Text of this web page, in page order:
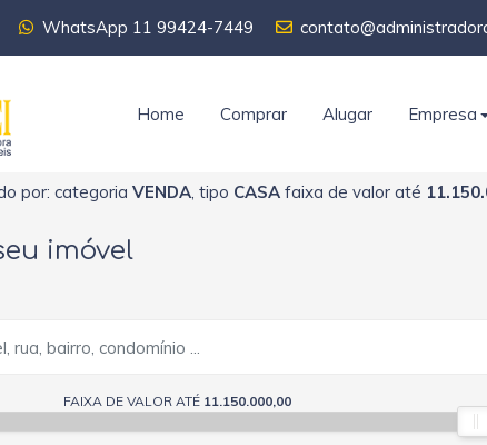
WhatsApp 11 99424-7449
Home Comprar Alugar Empresa
por: categoria VENDA, tipo CASA faixa de valor até
imóvel
FAIXA DE VALOR ATÉ 11.150.000,00